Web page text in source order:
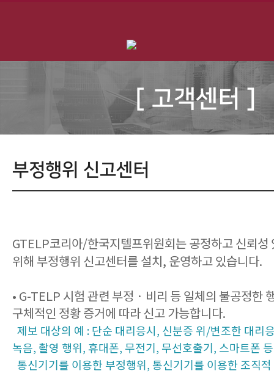
[ 고객센터 ]
부정행위 신고센터
GTELP코리아/한국지텔프위원회는 공정하고 신뢰성
위해 부정행위 신고센터를 설치, 운영하고 있습니다.
• G-TELP 시험 관련 부정 · 비리 등 일체의 불공정한
구체적인 정황 증거에 따라 신고 가능합니다.
제보 대상의 예 : 단순 대리응시, 신분증 위/변조한 대리
녹음, 촬영 행위, 휴대폰, 무전기, 무선호출기, 스마트폰 등
통신기기를 이용한 부정행위, 통신기기를 이용한 조직